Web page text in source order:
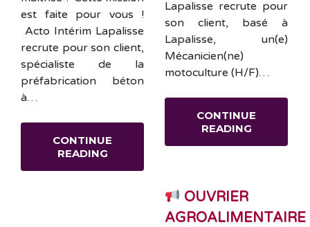
est faite pour vous !
Acto Intérim Lapalisse
recrute pour son client,
spécialiste de la
préfabrication béton
à…
CONTINUE
READING
Lapalisse recrute pour
son client, basé à
Lapalisse, un(e)
Mécanicien(ne)
motoculture (H/F)…
CONTINUE
READING
OUVRIER
AGROALIMENTAIRE